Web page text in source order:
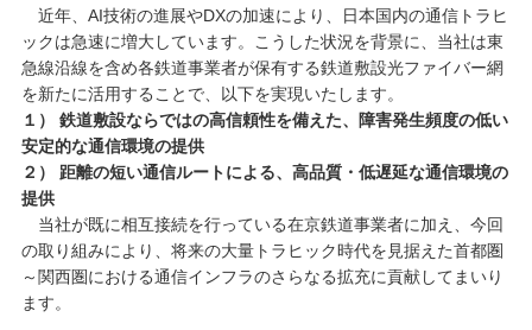
近年、AI技術の進展やDXの加速により、日本国内の通信トラヒ
ックは急速に増大しています。こうした状況を背景に、当社は東
急線沿線を含め各鉄道事業者が保有する鉄道敷設光ファイバー網
を新たに活用することで、以下を実現いたします。
１） 鉄道敷設ならではの高信頼性を備えた、障害発生頻度の低い
安定的な通信環境の提供
２） 距離の短い通信ルートによる、高品質・低遅延な通信環境の
提供
当社が既に相互接続を行っている在京鉄道事業者に加え、今回
の取り組みにより、将来の大量トラヒック時代を見据えた首都圏
～関西圏における通信インフラのさらなる拡充に貢献してまいり
ます。